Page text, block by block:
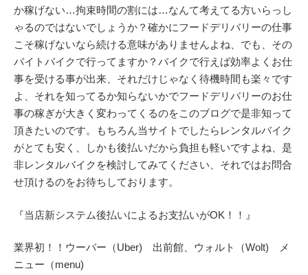
か稼げない…拘束時間の割には…なんて考えてる方いらっし
ゃるのではないでしょうか？確かにフードデリバリーの仕事
こそ稼げないなら続ける意味がありませんよね、でも、その
バイトバイクで行ってますか？バイクで行えば効率よくお仕
事を受ける事が出来、それだけじゃなく待機時間も楽々です
よ、それを知ってるか知らないかでフードデリバリーのお仕
事の稼ぎが大きく変わってくるのをこのブログで是非知って
頂きたいのです。もちろん当サイトでしたらレンタルバイク
がとても安く、しかも後払いだから負担も軽いですよね、是
非レンタルバイクを検討してみてください、それではお問合
せ頂けるのをお待ちしております。
『当店新システム後払いによるお支払いがOK！！』
業界初！！ウーバー（Uber) 出前館、ウォルト（Wolt) メ
ニュー（menu)